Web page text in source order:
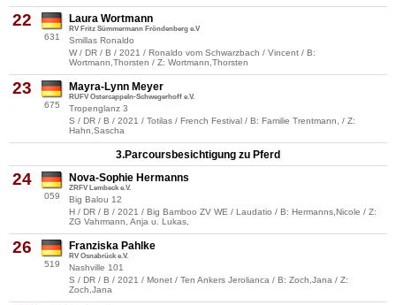
22
631
Laura Wortmann
RV Fritz Sümmermann Fröndenberg e.V
Smillas Ronaldo
W / DR / B / 2021 / Ronaldo vom Schwarzbach / Vincent / B:
Wortmann,Thorsten / Z: Wortmann,Thorsten
23
675
Mayra-Lynn Meyer
RUFV Ostercappeln-Schwegerhoff e.V.
Tropenglanz 3
S / DR / B / 2021 / Totilas / French Festival / B: Familie Trentmann, / Z:
Hahn,Sascha
3.Parcoursbesichtigung zu Pferd
24
059
Nova-Sophie Hermanns
ZRFV Lembeck e.V.
Big Balou 12
H / DR / B / 2021 / Big Bamboo ZV WE / Laudatio / B: Hermanns,Nicole / Z:
ZG Vahrmann, Anja u. Lukas,
26
519
Franziska Pahlke
RV Osnabrück e.V.
Nashville 101
S / DR / B / 2021 / Monet / Ten Ankers Jerolianca / B: Zoch,Jana / Z:
Zoch,Jana